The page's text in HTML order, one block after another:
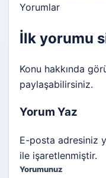
Yorumlar
İlk yorumu
Konu hakkında
paylaşabilirsiniz.
Yorum Yaz
E-posta adresiniz
ile işaretlenmiştir.
Yorumunuz